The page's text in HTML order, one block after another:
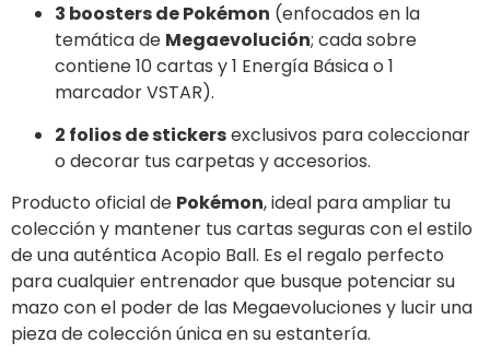
3 boosters de Pokémon (enfocados en la
temática de Megaevolución; cada sobre
contiene 10 cartas y 1 Energía Básica o 1
marcador VSTAR).
2 folios de stickersexclusivos para coleccionar
o decorar tus carpetas y accesorios.
Producto oficial de Pokémon, ideal para ampliar tu
colección y mantener tus cartas seguras con el estilo
de una auténtica Acopio Ball. Es el regalo perfecto
para cualquier entrenador que busque potenciar su
mazo con el poder de las Megaevoluciones y lucir una
pieza de colección única en su estantería.